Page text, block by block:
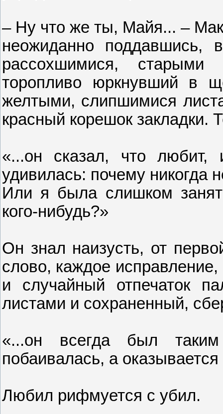
– Ну что же ты, Майя... –
неожиданно
рассохшимися,
торопливо юркнувший в
желтыми, слипшимися
красный корешок закладки.
«...он сказал, что
удивилась: почему никогда
Или я была слишком
кого-нибудь?»
Он знал наизусть, от
слово, каждое
и случайный отпечаток
листами и сохраненный,
«...он всегда был
побаивалась, а
Любил рифмуется с убил.